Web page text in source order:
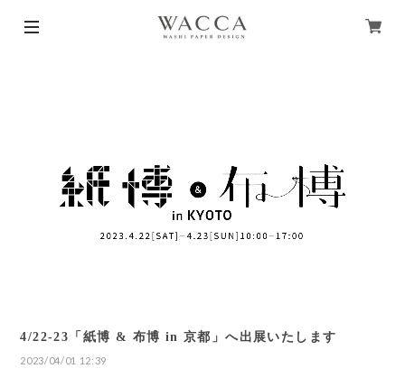
4/22-23「紙博 & 布博 in 京都」へ出展いたします
2023/04/01 12:39